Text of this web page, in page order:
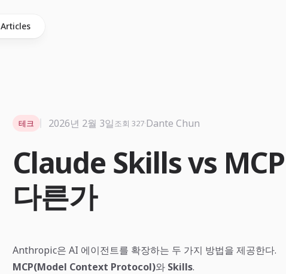
Articles
Claude Skills vs
다른가
테크 2026년 2월 3일조회 327·Dante Chun
Anthropic은 AI 에이전트를 확장하는 두 가지 방법을 제공한다.
MCP(Model Context Protocol)와 Skills.